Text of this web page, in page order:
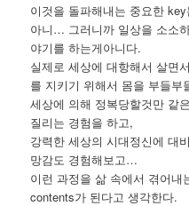
이것을 돌파해내는 중요한
아니… 그러니까 일상을 소소
야기를 하는게아니다.
실제로 세상에 대항해서 살면
를 지키기 위해서 몸을 부들부
세상에 의해 정복당할것만 같
질리는 경험을 하고,
강력한 세상의 시대정신에 대
망감도 경험해보고…
이런 과정을 삶 속에서 겪어내
contents가 된다고 생각한다.